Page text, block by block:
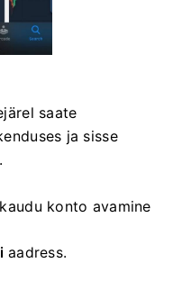
saate
ja sisse
konto avamine
aadress.